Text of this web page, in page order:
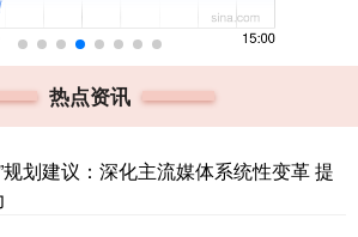
热点资讯
规划建议：深化主流媒体系统性变革 提